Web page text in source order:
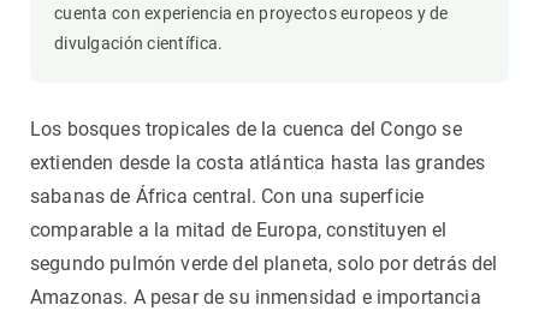
cuenta con experiencia en proyectos europeos y de
divulgación científica.
Los bosques tropicales de la cuenca del Congo se
extienden desde la costa atlántica hasta las grandes
sabanas de África central. Con una superficie
comparable a la mitad de Europa, constituyen el
segundo pulmón verde del planeta, solo por detrás del
Amazonas. A pesar de su inmensidad e importancia